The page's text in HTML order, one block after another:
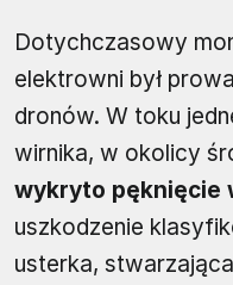
Dotychczasowy
elektrowni był
dronów. W toku
wirnika, w okolicy
wykryto pęknięcie
uszkodzenie
usterka,